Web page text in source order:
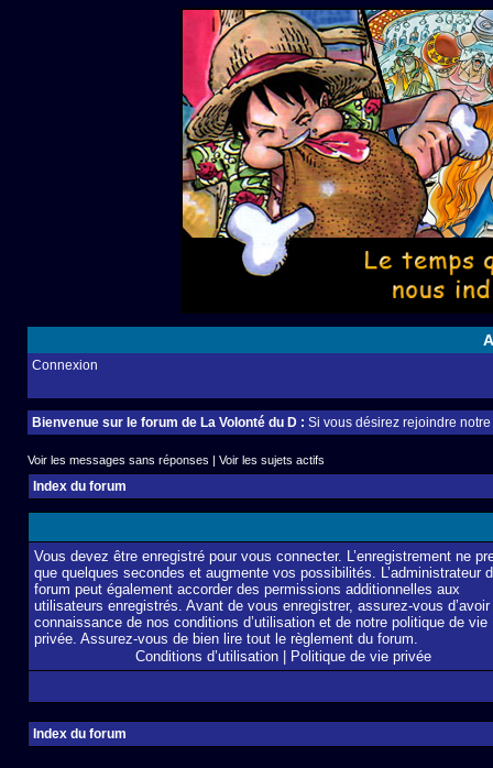
Connexion
Bienvenue sur le forum de La Volonté du D : Si vous désirez rejoindre
Voir les messages sans réponses | Voir les sujets actifs
Index du forum
Vous devez être enregistré pour vous connecter. L’enregistrement ne
que quelques secondes et augmente vos possibilités. L’administrateur
forum peut également accorder des permissions additionnelles aux
utilisateurs enregistrés. Avant de vous enregistrer, assurez-vous
connaissance de nos conditions d’utilisation et de notre politique de vie
privée. Assurez-vous de bien lire tout le règlement du forum.
Conditions d’utilisation
Politique de vie privée
Index du forum